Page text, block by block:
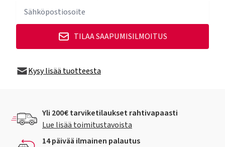
TILAA SAAPUMISILMOITUS
Kysy lisää tuotteesta
Yli 200€ tarviketilaukset rahtivapaasti
Lue lisää toimitustavoista
14 päivää ilmainen palautus